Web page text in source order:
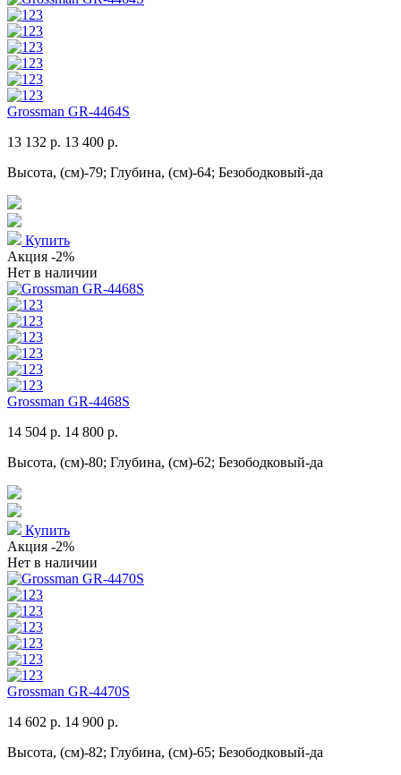
Grossman GR-4464S
13 132 р. 13 400 р.
Высота, (см)-79; Глубина, (см)-64; Безободковый-да
Купить
Акция -2%
Нет в наличии
Grossman GR-4468S
14 504 р. 14 800 р.
Высота, (см)-80; Глубина, (см)-62; Безободковый-да
Купить
Акция -2%
Нет в наличии
Grossman GR-4470S
14 602 р. 14 900 р.
Высота, (см)-82; Глубина, (см)-65; Безободковый-да